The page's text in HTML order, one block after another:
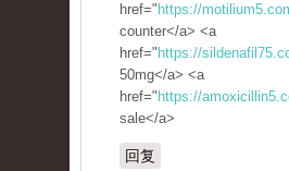
href=" https://
counter</a> <a
href=" https://
50mg</a> <a
href=" https://
sale</a>
回复